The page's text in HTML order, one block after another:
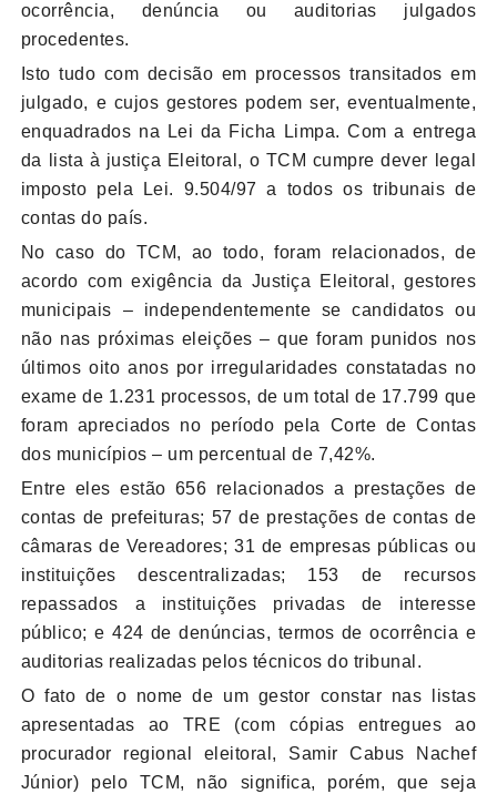
ocorrência, denúncia ou auditorias julgados
procedentes.
Isto tudo com decisão em processos transitados em
julgado, e cujos gestores podem ser, eventualmente,
enquadrados na Lei da Ficha Limpa. Com a entrega
da lista à justiça Eleitoral, o TCM cumpre dever legal
imposto pela Lei. 9.504/97 a todos os tribunais de
contas do país.
No caso do TCM, ao todo, foram relacionados, de
acordo com exigência da Justiça Eleitoral, gestores
municipais – independentemente se candidatos ou
não nas próximas eleições – que foram punidos nos
últimos oito anos por irregularidades constatadas no
exame de 1.231 processos, de um total de 17.799 que
foram apreciados no período pela Corte de Contas
dos municípios – um percentual de 7,42%.
Entre eles estão 656 relacionados a prestações de
contas de prefeituras; 57 de prestações de contas de
câmaras de Vereadores; 31 de empresas públicas ou
instituições descentralizadas; 153 de recursos
repassados a instituições privadas de interesse
público; e 424 de denúncias, termos de ocorrência e
auditorias realizadas pelos técnicos do tribunal.
O fato de o nome de um gestor constar nas listas
apresentadas ao TRE (com cópias entregues ao
procurador regional eleitoral, Samir Cabus Nachef
Júnior) pelo TCM, não significa, porém, que seja